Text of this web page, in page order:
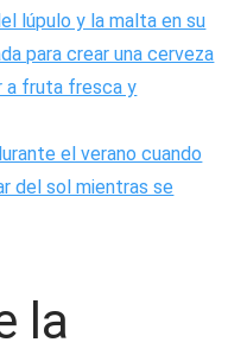
lúpulo y la malta en su
para crear una cerveza
a fruta fresca y
el verano cuando
del sol mientras se
la